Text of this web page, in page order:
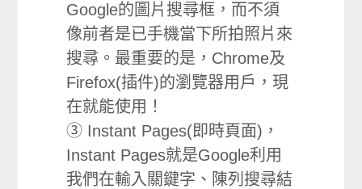
Google的圖片搜尋框，而不須
像前者是已手機當下所拍照片來
搜尋。最重要的是，Chrome及
Firefox(插件)的瀏覽器用戶，現
在就能使用！
③ Instant Pages(即時頁面)，
Instant Pages就是Google利用
我們在輸入關鍵字、陳列搜尋結